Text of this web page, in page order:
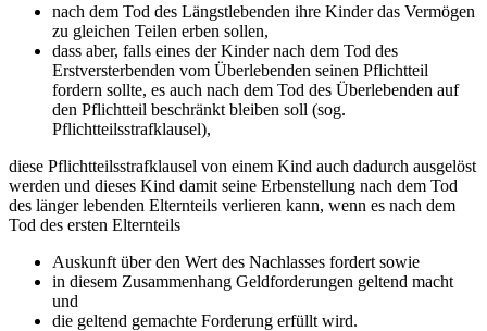
nach dem Tod des Längstlebenden ihre Kinder das Vermögen
zu gleichen Teilen erben sollen,
dass aber, falls eines der Kinder nach dem Tod des
Erstversterbenden vom Überlebenden seinen Pflichtteil
fordern sollte, es auch nach dem Tod des Überlebenden auf
den Pflichtteil beschränkt bleiben soll (sog.
Pflichtteilsstrafklausel),
diese Pflichtteilsstrafklausel von einem Kind auch dadurch ausgelöst
werden und dieses Kind damit seine Erbenstellung nach dem Tod
des länger lebenden Elternteils verlieren kann, wenn es nach dem
Tod des ersten Elternteils
Auskunft über den Wert des Nachlasses fordert sowie
in diesem Zusammenhang Geldforderungen geltend macht
und
die geltend gemachte Forderung erfüllt wird.